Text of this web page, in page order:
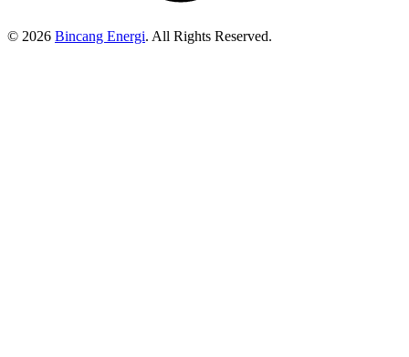
© 2026 Bincang Energi. All Rights Reserved.